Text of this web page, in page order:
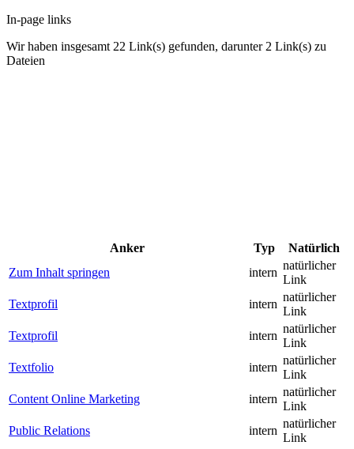
In-page links
Wir haben insgesamt 22 Link(s) gefunden, darunter 2 Link(s) zu
Dateien
Anker Typ
Natürlich
Zum Inhalt springen
intern
natürlicher
Link
Textprofil
intern
natürlicher
Link
Textprofil
intern
natürlicher
Link
Textfolio
intern
natürlicher
Link
Content Online Marketing
intern
natürlicher
Link
Public Relations
intern
natürlicher
Link